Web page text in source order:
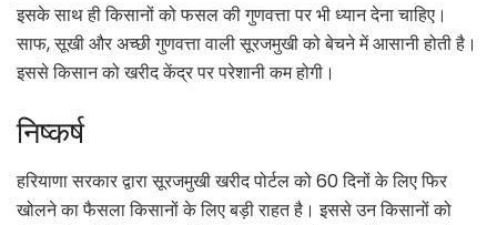
इसके साथ ही किसानों को फसल की गुणवत्ता पर भी ध्यान देना चाहिए।
साफ, सूखी और अच्छी गुणवत्ता वाली सूरजमुखी को बेचने में आसानी होती है।
इससे किसान को खरीद केंद्र पर परेशानी कम होगी।
निष्कर्ष
हरियाणा सरकार द्वारा सूरजमुखी खरीद पोर्टल को 60 दिनों के लिए फिर
खोलने का फैसला किसानों के लिए बड़ी राहत है। इससे उन किसानों को